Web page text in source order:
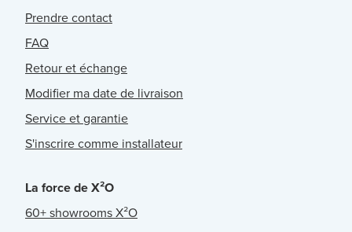
Prendre contact
FAQ
Retour et échange
Modifier ma date de livraison
Service et garantie
S'inscrire comme installateur
La force de X²O
60+ showrooms X²O